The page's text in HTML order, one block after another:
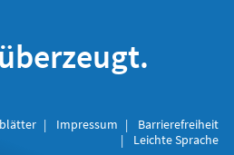
Impressum
Barrierefreiheit
Leichte Sprache